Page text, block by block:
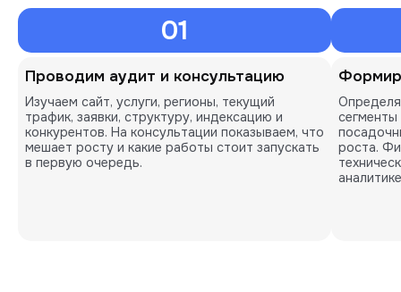
01
Проводим аудит и консультацию
Изучаем сайт, услуги, регионы, текущий
трафик, заявки, структуру, индексацию и
конкурентов. На консультации показываем, что
мешает росту и какие работы стоит запускать
в первую очередь.
роста.